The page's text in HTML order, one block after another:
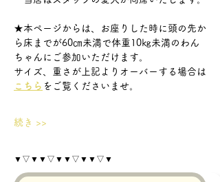
★本ページからは、お座りした時に頭の先か
ら床までが60㎝未満で体重10㎏未満のわん
ちゃんにご参加いただけます。
サイズ、重さが上記よりオーバーする場合は
こちら をご覧くださいませ。
続き >>
▼▽▼▼▽▼▼▽▼▼▽▼